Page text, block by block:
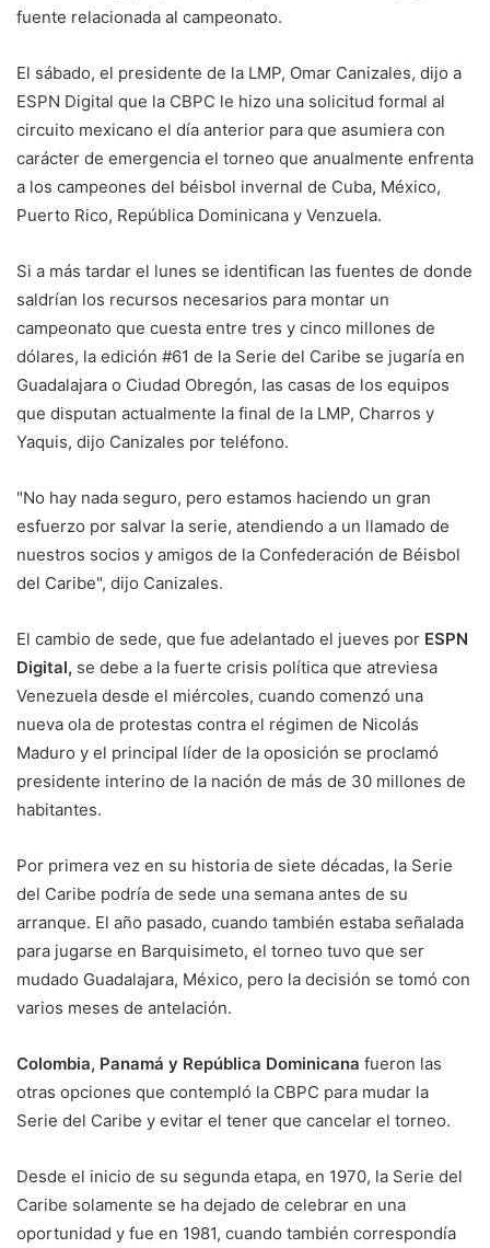
fuente relacionada al campeonato.
El sábado, el presidente de la LMP, Omar Canizales, dijo a
ESPN Digital que la CBPC le hizo una solicitud formal al
circuito mexicano el día anterior para que asumiera con
carácter de emergencia el torneo que anualmente enfrenta
a los campeones del béisbol invernal de Cuba, México,
Puerto Rico, República Dominicana y Venzuela.
Si a más tardar el lunes se identifican las fuentes de donde
saldrían los recursos necesarios para montar un
campeonato que cuesta entre tres y cinco millones de
dólares, la edición #61 de la Serie del Caribe se jugaría en
Guadalajara o Ciudad Obregón, las casas de los equipos
que disputan actualmente la final de la LMP, Charros y
Yaquis, dijo Canizales por teléfono.
"No hay nada seguro, pero estamos haciendo un gran
esfuerzo por salvar la serie, atendiendo a un llamado de
nuestros socios y amigos de la Confederación de Béisbol
del Caribe", dijo Canizales.
El cambio de sede, que fue adelantado el jueves por ESPN
Digital, se debe a la fuerte crisis política que atreviesa
Venezuela desde el miércoles, cuando comenzó una
nueva ola de protestas contra el régimen de Nicolás
Maduro y el principal líder de la oposición se proclamó
presidente interino de la nación de más de 30 millones de
habitantes.
Por primera vez en su historia de siete décadas, la Serie
del Caribe podría de sede una semana antes de su
arranque. El año pasado, cuando también estaba señalada
para jugarse en Barquisimeto, el torneo tuvo que ser
mudado Guadalajara, México, pero la decisión se tomó con
varios meses de antelación.
Colombia, Panamá y República Dominicana fueron las
otras opciones que contempló la CBPC para mudar la
Serie del Caribe y evitar el tener que cancelar el torneo.
Desde el inicio de su segunda etapa, en 1970, la Serie del
Caribe solamente se ha dejado de celebrar en una
oportunidad y fue en 1981, cuando también correspondía